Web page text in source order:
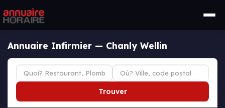
Annuaire Infirmier — Chanly Wellin
Trouver